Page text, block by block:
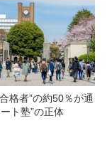
格者”の約50％が通
ト塾”の正体